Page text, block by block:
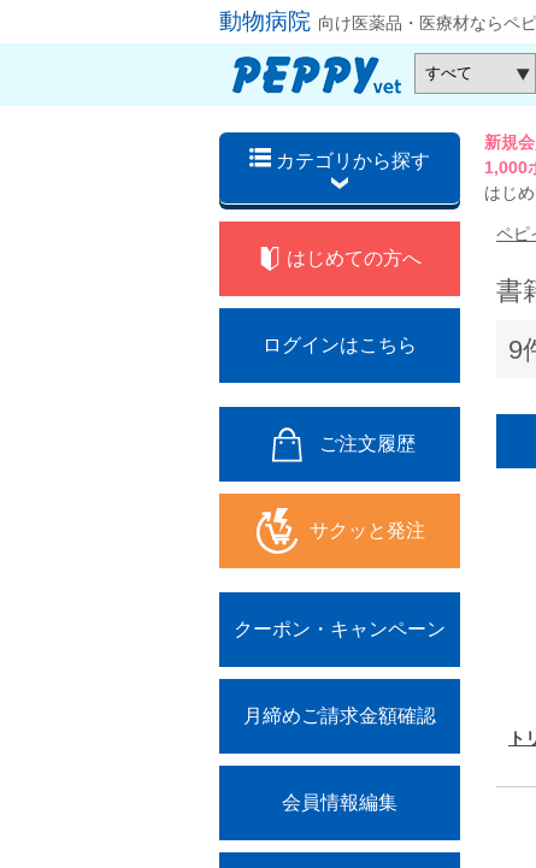
動物病院 向け医薬品・医療材ならペ
カテゴリから探す
新規
1,000
はじ
はじめての方へ
ログインはこちら
ご注文履歴
サクッと発注
クーポン・キャンペーン
月締めご請求金額確認
会員情報編集
ペピ
書
9
ト